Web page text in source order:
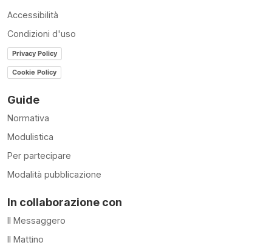
Accessibilità
Condizioni d'uso
Privacy Policy
Cookie Policy
Guide
Normativa
Modulistica
Per partecipare
Modalità pubblicazione
In collaborazione con
Il Messaggero
Il Mattino